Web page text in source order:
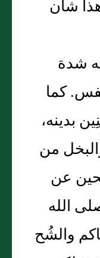
شأن
شدة
كما
بدينه،
من
عن
الله
والشُح